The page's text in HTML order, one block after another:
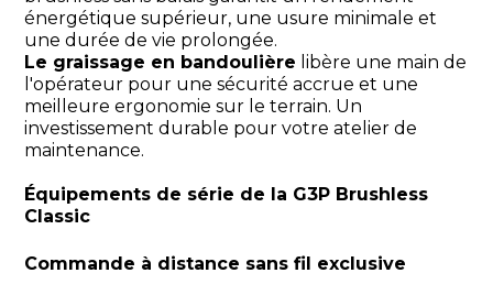
énergétique supérieur, une usure minimale et
une durée de vie prolongée.
Le graissage en bandoulière libère une main de
l'opérateur pour une sécurité accrue et une
meilleure ergonomie sur le terrain. Un
investissement durable pour votre atelier de
maintenance.
Équipements de série de la G3P Brushless
Classic
Commande à distance sans fil exclusive